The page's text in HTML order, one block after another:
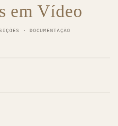
em Vídeo
· DOCUMENTAÇÃO